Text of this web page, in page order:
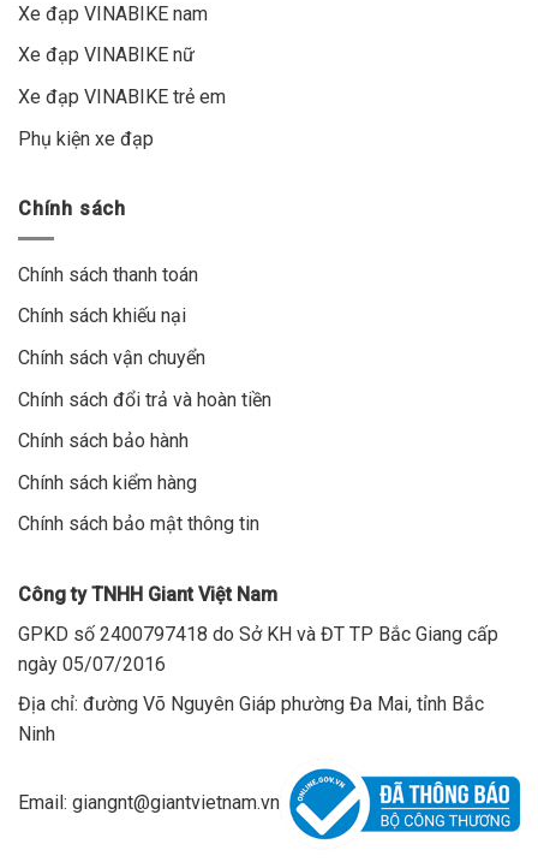
Xe đạp VINABIKE nam
Xe đạp VINABIKE nữ
Xe đạp VINABIKE trẻ em
Phụ kiện xe đạp
Chính sách
Chính sách thanh toán
Chính sách khiếu nại
Chính sách vận chuyển
Chính sách đổi trả và hoàn tiền
Chính sách bảo hành
Chính sách kiểm hàng
Chính sách bảo mật thông tin
Công ty TNHH Giant Việt Nam
GPKD số 2400797418 do Sở KH và ĐT TP Bắc Giang cấp
ngày 05/07/2016
Địa chỉ: đường Võ Nguyên Giáp phường Đa Mai, tỉnh Bắc
Ninh
Email: giangnt@giantvietnam.vn